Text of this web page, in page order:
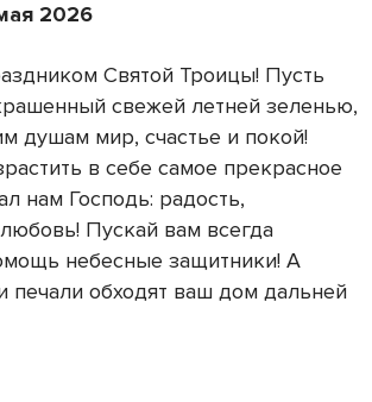
2026
Святой Троицы! Пусть
свежей летней зеленью,
душам мир, счастье и покой!
в себе самое прекрасное
нам Господь: радость,
Пускай вам всегда
небесные защитники! А
печали обходят ваш дом дальней